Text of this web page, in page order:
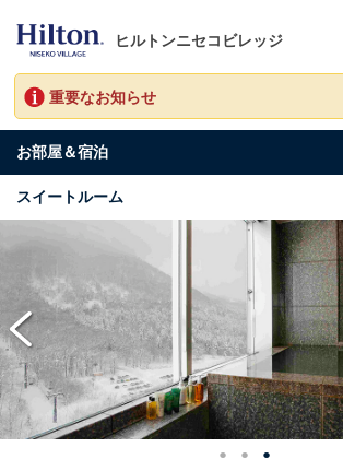
ヒルトンニセコビレッジ
重要なお知らせ
お部屋＆宿泊
スイートルーム